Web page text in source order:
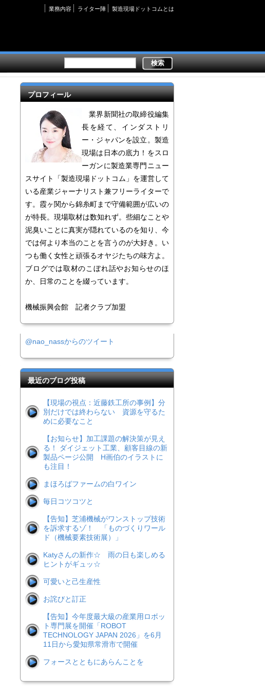
Secondary
業務内容 ライター陣 製造現場ドットコムとは
プロフィール
業界新聞社の取締役編集
長を経て、インダストリ
ー・ジャパンを設立。製造
現場は日本の底力！をスロ
ーガンに製造業専門ニュー
スサイト「製造現場ドットコム」を運営して
いる産業ジャーナリスト兼フリーライターで
す。霞ヶ関から錦糸町まで守備範囲が広いの
が特長。現場取材は数知れず。些細なことや
泥臭いことに真実が隠れているのを知り、今
では何より本当のことを言うのが大好き。い
つも働く女性と頑張るオヤジたちの味方よ。
ブログでは取材のこぼれ話やお知らせのほ
か、日常のことを綴っています。
機械振興会館 記者クラブ加盟
@nao_nassからのツイート
最近のブログ投稿
【現場の視点：近藤鉄工所の事例】分
別だけでは終わらない 資源を守るた
めに必要なこと
【お知らせ】加工課題の解決策が見え
る！ ダイジェット工業、顧客目線の新
製品ページ公開 H画伯のイラストに
も注目！
まほろばファームの白ワイン
毎日コツコツと
【告知】芝浦機械がワンストップ技術
を訴求するゾ！ 「ものづくりワール
ド（機械要素技術展）」
Katyさんの新作☆ 雨の日も楽しめる
ヒントがギュッ☆
可愛いと己生産性
お詫びと訂正
【告知】今年度最大級の産業用ロボッ
ト専門展を開催「ROBOT
TECHNOLOGY JAPAN 2026」を6月
11日から愛知県常滑市で開催
フォースとともにあらんことを